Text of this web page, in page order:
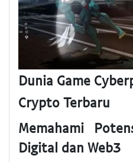
Dunia Game
Crypto Terbaru
Memahami
Digital dan Web3